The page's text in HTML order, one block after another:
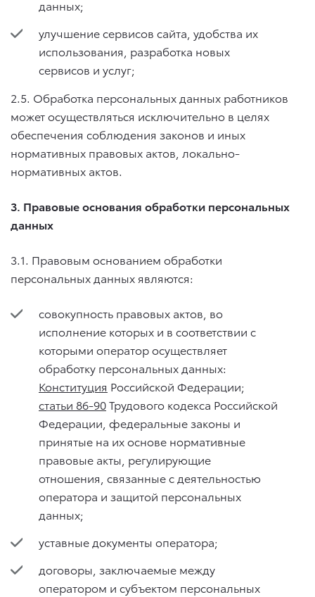
данных;
улучшение сервисов сайта, удобства их
использования, разработка новых
сервисов и услуг;
2.5. Обработка персональных данных работников
может осуществляться исключительно в целях
обеспечения соблюдения законов и иных
нормативных правовых актов, локально-
нормативных актов.
3. Правовые основания обработки персональных
данных
3.1. Правовым основанием обработки
персональных данных являются:
совокупность правовых актов, во
исполнение которых и в соответствии с
которыми оператор осуществляет
обработку персональных данных:
Конституция Российской Федерации;
статьи 86-90Трудового кодекса Российской
Федерации, федеральные законы и
принятые на их основе нормативные
правовые акты, регулирующие
отношения, связанные с деятельностью
оператора и защитой персональных
данных;
уставные документы оператора;
договоры, заключаемые между
оператором и субъектом персональных